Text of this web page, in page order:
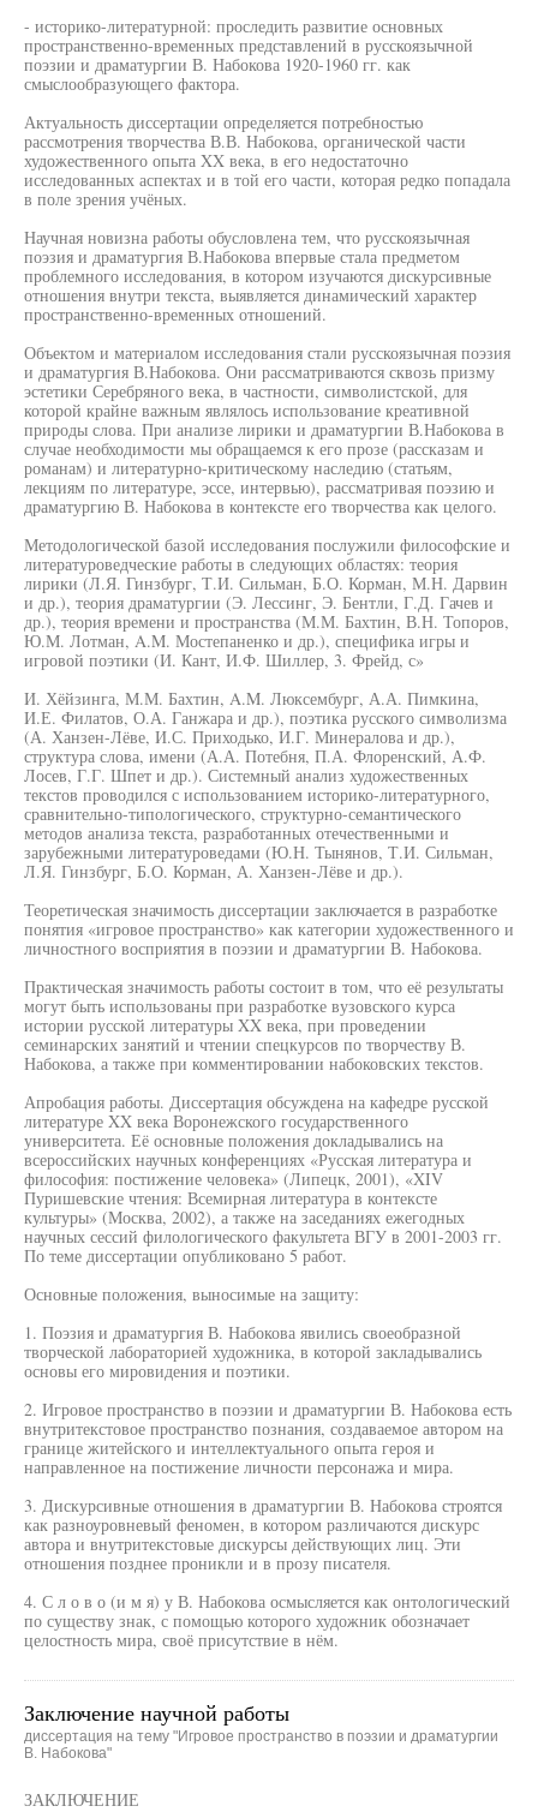
- историко-литературной: проследить развитие основных
пространственно-временных представлений в русскоязычной
поэзии и драматургии В. Набокова 1920-1960 гг. как
смыслообразующего фактора.
Актуальность диссертации определяется потребностью
рассмотрения творчества В.В. Набокова, органической части
художественного опыта XX века, в его недостаточно
исследованных аспектах и в той его части, которая редко попадала
в поле зрения учёных.
Научная новизна работы обусловлена тем, что русскоязычная
поэзия и драматургия В.Набокова впервые стала предметом
проблемного исследования, в котором изучаются дискурсивные
отношения внутри текста, выявляется динамический характер
пространственно-временных отношений.
Объектом и материалом исследования стали русскоязычная поэзия
и драматургия В.Набокова. Они рассматриваются сквозь призму
эстетики Серебряного века, в частности, символистской, для
которой крайне важным являлось использование креативной
природы слова. При анализе лирики и драматургии В.Набокова в
случае необходимости мы обращаемся к его прозе (рассказам и
романам) и литературно-критическому наследию (статьям,
лекциям по литературе, эссе, интервью), рассматривая поэзию и
драматургию В. Набокова в контексте его творчества как целого.
Методологической базой исследования послужили философские и
литературоведческие работы в следующих областях: теория
лирики (Л.Я. Гинзбург, Т.И. Сильман, Б.О. Корман, М.Н. Дарвин
и др.), теория драматургии (Э. Лессинг, Э. Бентли, Г.Д. Гачев и
др.), теория времени и пространства (М.М. Бахтин, В.Н. Топоров,
Ю.М. Лотман, A.M. Мостепаненко и др.), специфика игры и
игровой поэтики (И. Кант, И.Ф. Шиллер, 3. Фрейд, с»
И. Хёйзинга, М.М. Бахтин, A.M. Люксембург, А.А. Пимкина,
И.Е. Филатов, О.А. Ганжара и др.), поэтика русского символизма
(А. Ханзен-Лёве, И.С. Приходько, И.Г. Минералова и др.),
структура слова, имени (А.А. Потебня, П.А. Флоренский, А.Ф.
Лосев, Г.Г. Шпет и др.). Системный анализ художественных
текстов проводился с использованием историко-литературного,
сравнительно-типологического, структурно-семантического
методов анализа текста, разработанных отечественными и
зарубежными литературоведами (Ю.Н. Тынянов, Т.И. Сильман,
Л.Я. Гинзбург, Б.О. Корман, А. Ханзен-Лёве и др.).
Теоретическая значимость диссертации заключается в разработке
понятия «игровое пространство» как категории художественного и
личностного восприятия в поэзии и драматургии В. Набокова.
Практическая значимость работы состоит в том, что её результаты
могут быть использованы при разработке вузовского курса
истории русской литературы XX века, при проведении
семинарских занятий и чтении спецкурсов по творчеству В.
Набокова, а также при комментировании набоковских текстов.
Апробация работы. Диссертация обсуждена на кафедре русской
литературе XX века Воронежского государственного
университета. Её основные положения докладывались на
всероссийских научных конференциях «Русская литература и
философия: постижение человека» (Липецк, 2001), «XIV
Пуришевские чтения: Всемирная литература в контексте
культуры» (Москва, 2002), а также на заседаниях ежегодных
научных сессий филологического факультета ВГУ в 2001-2003 гг.
По теме диссертации опубликовано 5 работ.
Основные положения, выносимые на защиту:
1. Поэзия и драматургия В. Набокова явились своеобразной
творческой лабораторией художника, в которой закладывались
основы его мировидения и поэтики.
2. Игровое пространство в поэзии и драматургии В. Набокова есть
внутритекстовое пространство познания, создаваемое автором на
границе житейского и интеллектуального опыта героя и
направленное на постижение личности персонажа и мира.
3. Дискурсивные отношения в драматургии В. Набокова строятся
как разноуровневый феномен, в котором различаются дискурс
автора и внутритекстовые дискурсы действующих лиц. Эти
отношения позднее проникли и в прозу писателя.
4. С л о в о (и м я) у В. Набокова осмысляется как онтологический
по существу знак, с помощью которого художник обозначает
целостность мира, своё присутствие в нём.
Заключение научной работы
диссертация на тему "Игровое пространство в поэзии и драматургии
В. Набокова"
ЗАКЛЮЧЕНИЕ